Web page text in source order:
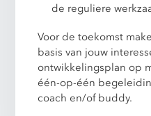
de reguliere
Voor de toekomst
basis van jouw
ontwikkelingsplan op
één-op-één
coach en/of buddy.